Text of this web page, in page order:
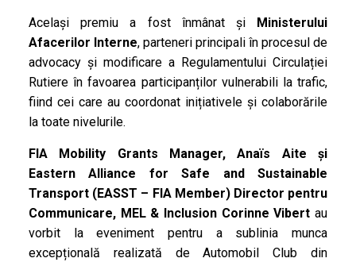
Același premiu a fost înmânat și
Ministerului
Afacerilor Interne, parteneri principali în procesul de
advocacy și modificare a Regulamentului Circulației
Rutiere în favoarea participanților vulnerabili la trafic,
fiind cei care au coordonat inițiativele și colaborările
la toate nivelurile.
FIA Mobility Grants Manager, Anaïs Aite și
Eastern Alliance for Safe and Sustainable
Transport (EASST – FIA Member) Director pentru
Communicare, MEL & Inclusion Corinne Vibert au
vorbit la eveniment pentru a sublinia munca
excepțională realizată de Automobil Club din